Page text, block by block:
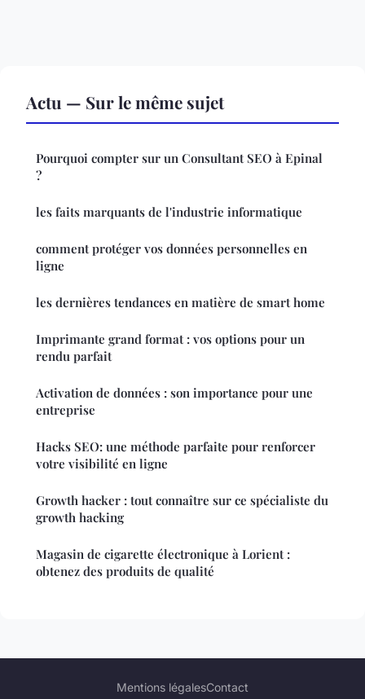
Actu — Sur le même sujet
Pourquoi compter sur un Consultant SEO à Epinal
?
les faits marquants de l'industrie informatique
comment protéger vos données personnelles en
ligne
les dernières tendances en matière de smart home
Imprimante grand format : vos options pour un
rendu parfait
Activation de données : son importance pour une
entreprise
Hacks SEO: une méthode parfaite pour renforcer
votre visibilité en ligne
Growth hacker : tout connaître sur ce spécialiste du
growth hacking
Magasin de cigarette électronique à Lorient :
obtenez des produits de qualité
Mentions légalesContact